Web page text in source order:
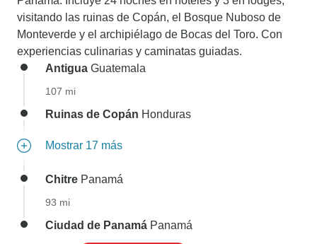
visitando las ruinas de Copán, el Bosque Nuboso de
Monteverde y el archipiélago de Bocas del Toro. Con
experiencias culinarias y caminatas guiadas.
Antigua Guatemala
107 mi
Ruinas de Copán Honduras
Mostrar 17 más
Chitre Panamá
93 mi
Ciudad de Panamá Panamá